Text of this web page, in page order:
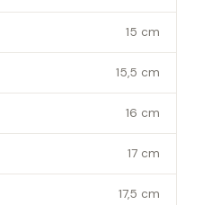
15 cm
15,5 cm
16 cm
17 cm
17,5 cm